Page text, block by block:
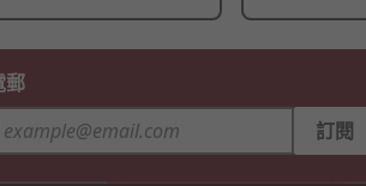
郵
訂閱